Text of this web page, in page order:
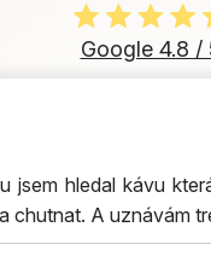
Google 4.8 /
jsem hledal kávu
chutnat. A uznávám